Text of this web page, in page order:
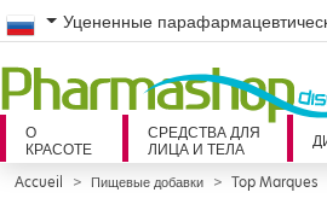
Russian
Уцененные
О
КРАСОТЕ
СРЕДСТВА ДЛЯ
ЛИЦА И ТЕЛА
Accueil Пищевые добавки Top Marques